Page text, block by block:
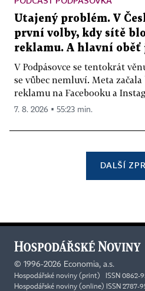
Utajený problém. V
první volby, kdy sítě
reklamu. A hlavní oběť
V Podpásovce se tentokrát
se vůbec nemluví. Meta
reklamu na Facebooku a
7. 8. 2026 ▪ 55:23 min.
DALŠÍ
© 1996-2026 Economia, a.s.
Hospodářské noviny (print) ISSN 0862-
Hospodářské noviny (online) ISSN 2787-